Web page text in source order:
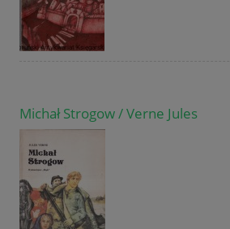
Michał Strogow / Verne Jules